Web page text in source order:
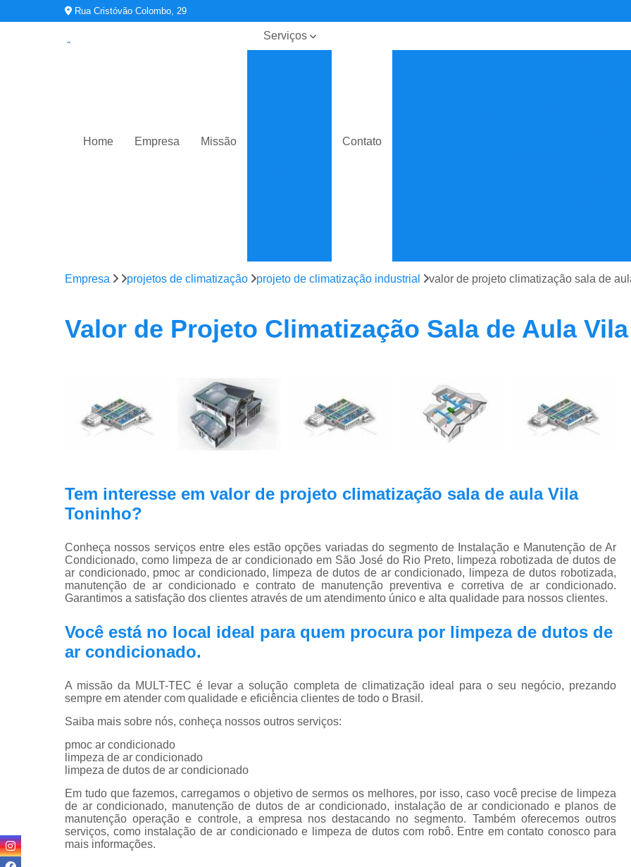
Rua Cristóvão Colombo, 29
Home Empresa Missão
Serviços
Sistemas de
climatização
Contato
Contrato Manutenção
Contrato Prestação de Serviços
Limpeza de
Limpeza de Dutos de Ar
Limpeza de Dutos de Ar Condicionado
Limpeza de Dutos e Coifas
Plano de Manutenção de Ar Condicionado
Plano de Manutenção
Plano Manutenção Ar
Pmoc Ar Condicionado Central
Pmoc Ar Condicionado Vila
Pmoc
Pmoc Plano de Manutenção
Retrofit de Sistema de Ar
Sistema Ar Condicionado São José do Rio
Sistema Central de
Sistema de Climatização Automatizado
Empresa projetos de climatização projeto de climatização industrial valor de projeto climatização sala de
Valor de Projeto Climatização Sala de Aula
Tem interesse em valor de projeto climatização sala de aula Vila
Toninho?
Conheça nossos serviços entre eles estão opções variadas do segmento de Instalação e Manutenção de Ar
Condicionado, como limpeza de ar condicionado em São José do Rio Preto, limpeza robotizada de dutos de
ar condicionado, pmoc ar condicionado, limpeza de dutos de ar condicionado, limpeza de dutos robotizada,
manutenção de ar condicionado e contrato de manutenção preventiva e corretiva de ar condicionado.
Garantimos a satisfação dos clientes através de um atendimento único e alta qualidade para nossos clientes.
Você está no local ideal para quem procura por limpeza de dutos de
ar condicionado.
A missão da MULT-TEC é levar a solução completa de climatização ideal para o seu negócio, prezando
sempre em atender com qualidade e eficiência clientes de todo o Brasil.
Saiba mais sobre nós, conheça nossos outros serviços:
pmoc ar condicionado
limpeza de ar condicionado
limpeza de dutos de ar condicionado
Em tudo que fazemos, carregamos o objetivo de sermos os melhores, por isso, caso você precise de limpeza
de ar condicionado, manutenção de dutos de ar condicionado, instalação de ar condicionado e planos de
manutenção operação e controle, a empresa nos destacando no segmento. Também oferecemos outros
serviços, como instalação de ar condicionado e limpeza de dutos com robô. Entre em contato conosco para
mais informações.